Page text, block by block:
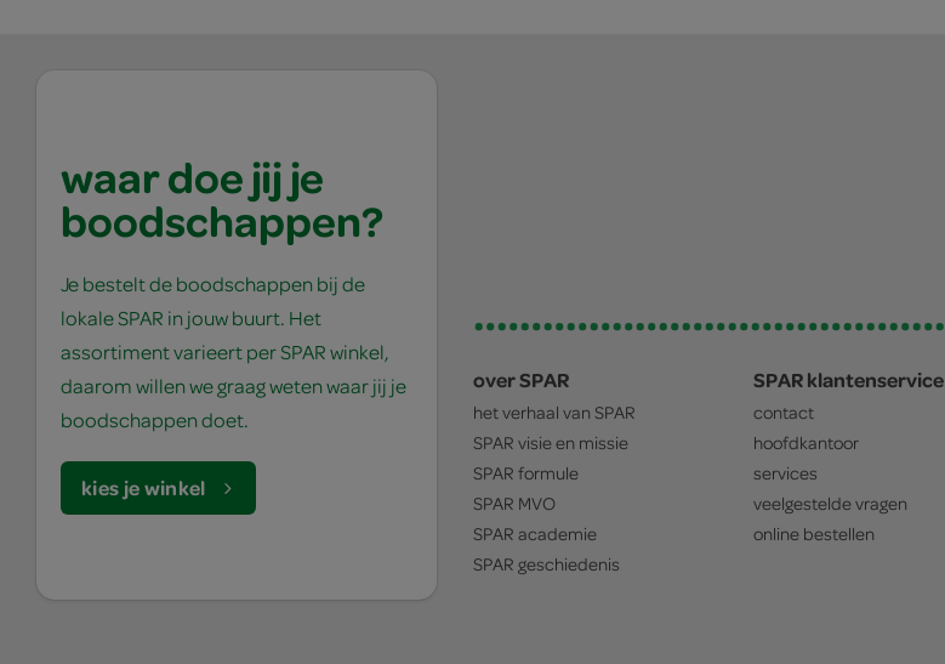
waar doe jij je
boodschappen?
Je bestelt de boodschappen bij de
lokale SPAR in jouw buurt. Het
assortiment varieert per SPAR winkel,
daarom willen we graag weten waar jij je
boodschappen doet.
kies je winkel
over SPAR
het verhaal van SPAR
SPAR visie en missie
SPAR formule
SPAR MVO
SPAR academie
SPAR geschiedenis
SPAR klantenservice
contact
hoofdkantoor
services
veelgestelde vragen
online bestellen